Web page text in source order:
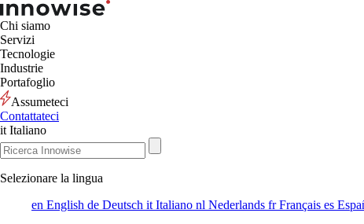
Chi siamo
Servizi
Tecnologie
Industrie
Portafoglio
Assumeteci
Contattateci
it Italiano
Selezionare la lingua
en English de Deutsch it Italiano nl Nederlands frFrançais es